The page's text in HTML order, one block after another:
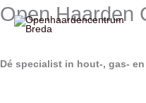
Ga
naar
Open Haarden
Dé specialist in hout-, gas-